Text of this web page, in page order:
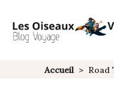
Accueil > Road